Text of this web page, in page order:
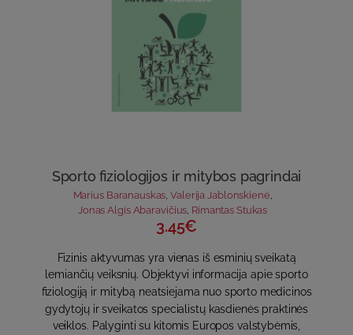
Sporto fiziologijos ir mitybos pagrindai
Marius Baranauskas ,Valerija Jablonskienė
Jonas Algis Abaravičius, Rimantas Stukas
3.45€
Fizinis aktyvumas yra vienas iš esminių sveikatą
lemiančių veiksnių. Objektyvi informacija apie sporto
fiziologiją ir mitybą neatsiejama nuo sporto medicinos
gydytojų ir sveikatos specialistų kasdienės praktinės
veiklos. Palyginti su kitomis Europos valstybėmis,